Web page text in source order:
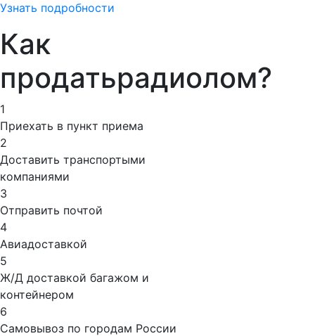
Узнать подробности
Как
продатьрадиолом?
1
Приехать в пункт приема
2
Доставить транспортыми
компаниями
3
Отправить почтой
4
Авиадоставкой
5
Ж/Д доставкой багажом и
контейнером
6
Самовывоз по городам России